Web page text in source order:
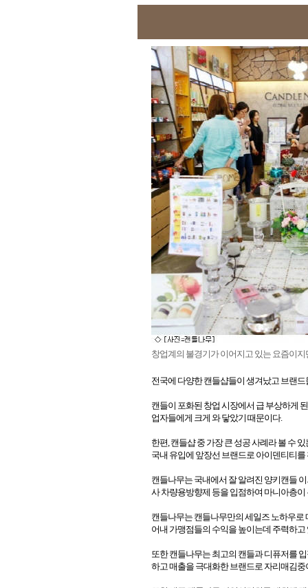
창업계의 불경기가 이어지고 있는 요즘이지
전국에 다양한 캔들샵들이 생겨났고 브랜
캔들이 포화된 창업 시장에서 급 부상하게
업자들에게 크게 와 닿았기 때문이다.
한편, 캔들샵 중 가장 큰 성공 사례라 볼 수
국내 유입에 앞장선 브랜드로 아이덴티티
캔들나무는 국내에서 잘 알려진 양키캔들
사 차량용방향제 등을 입점하여 마니아층
캔들나무는 캔들나무만의 세일즈 노하우로
어내 가맹점들의 수익을 높이는데 주력하
또한 캔들나무는 최고의 캔들과 디퓨저를
하고 매출을 극대화한 브랜드로 자리매김중